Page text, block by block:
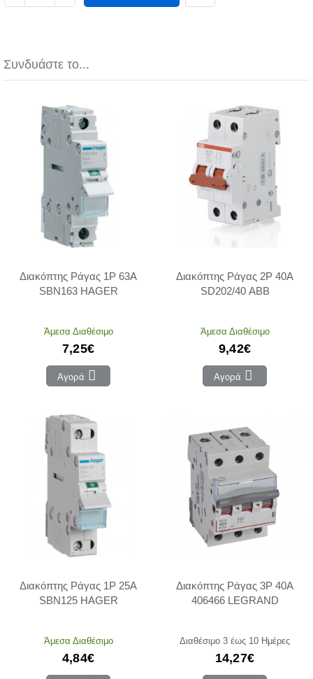
Συνδυάστε το...
Διακόπτης Ράγας 1P 63Α
SBN163 HAGER
Άμεσα Διαθέσιμο
7,25€
Αγορά
Διακόπτης Ράγας 2P 40A
SD202/40 ABB
Άμεσα Διαθέσιμο
9,42€
Αγορά
Διακόπτης Ράγας 1P 25Α
SBN125 HAGER
Άμεσα Διαθέσιμο
4,84€
Διακόπτης Ράγας 3P 40Α
406466 LEGRAND
Διαθέσιμο 3 έως 10 Ημέρες
14,27€